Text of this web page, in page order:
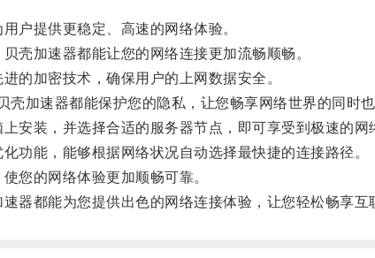
提供更稳定、高速的网络体验。
加速器都能让您的网络连接更加流畅顺畅。
加密技术，确保用户的上网数据安全。
速器都能保护您的隐私，让您畅享网络世界的同时也
装，并选择合适的服务器节点，即可享受到极速的网
能，能够根据网络状况自动选择最快捷的连接路径。
的网络体验更加顺畅可靠。
都能为您提供出色的网络连接体验，让您轻松畅享互